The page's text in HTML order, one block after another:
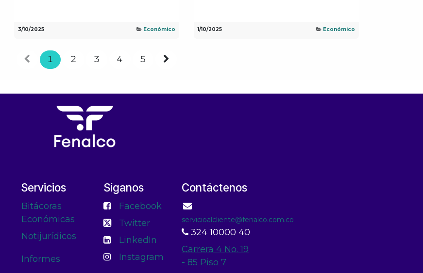
3/10/2025 Económico 1/10/2025 Económico
1 2 3 4 5
Servicios
Bitácoras
Económicas
Notijurídicos
Informes
Síganos
Facebook
Twitter
LinkedIn
Instagram
Contáctenos
servicioalcliente@fenalco.com.co
324 10000 40
Carrera 4 No. 19
- 85 Piso 7